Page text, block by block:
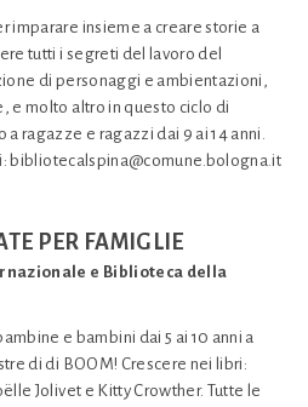
imparare insieme a creare storie a
tutti i segreti del lavoro del
di personaggi e ambientazioni,
e molto altro in questo ciclo di
a ragazze e ragazzi dai 9 ai 14 anni.
bibliotecalspina@comune.bologna.it
PER FAMIGLIE
e Biblioteca della
e bambini dai 5 ai 10 anni a
di di BOOM! Crescere nei libri:
Jolivet e Kitty Crowther. Tutte le